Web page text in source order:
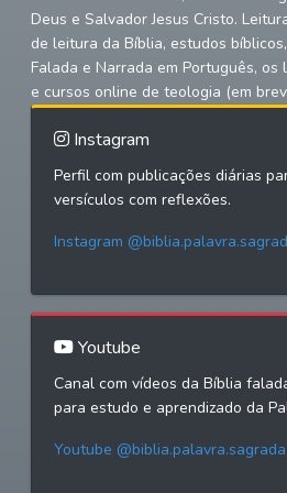
Deus e Salvador Jesus Cristo.
de leitura da Bíblia, estudos
Falada e Narrada em Português, os
e cursos online de teologia (em
Instagram
Perfil com publicações diárias
versículos com reflexões.
Instagram
Youtube
Canal com vídeos da Bíblia
para estudo e aprendizado da
Youtube @biblia.palavra.sagrada